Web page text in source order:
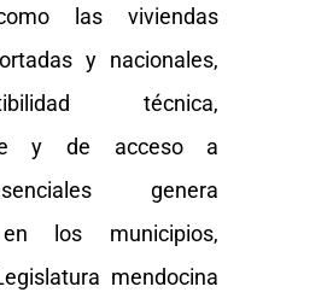
las viviendas
y nacionales,
técnica,
y de acceso a
genera
en los municipios,
mendocina